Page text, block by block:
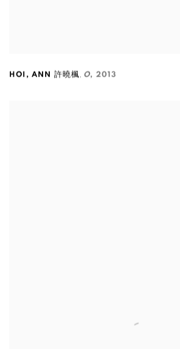
HOI , ANN 許曉楓, O, 2013